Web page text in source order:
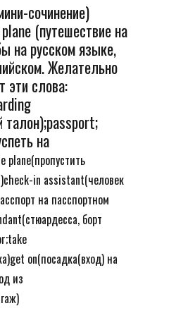
сочинение)
(путешествие на
на русском языке,
Желательно
эти слова:
на
plane(пропустить
in assistant(человек
на пасспортном
борт
on(посадка(вход) на
из